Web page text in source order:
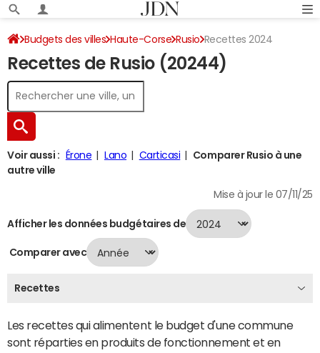
Budgets des villes Haute-Corse Rusio Recettes 2024
Recettes de Rusio (20244)
Voir aussi : Érone Lano Carticasi
Comparer Rusio à une
autre ville
Mise à jour le 07/11/25
Afficher les données budgétaires de
Comparer avec
Recettes
Les recettes qui alimentent le budget d'une commune
sont réparties en produits de fonctionnement et en